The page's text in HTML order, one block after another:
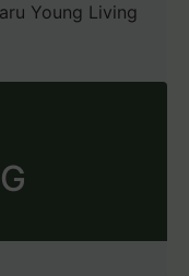
Young Living